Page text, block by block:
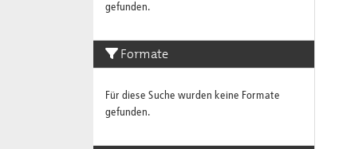
gefunden.
Formate
Für diese Suche wurden keine Formate
gefunden.